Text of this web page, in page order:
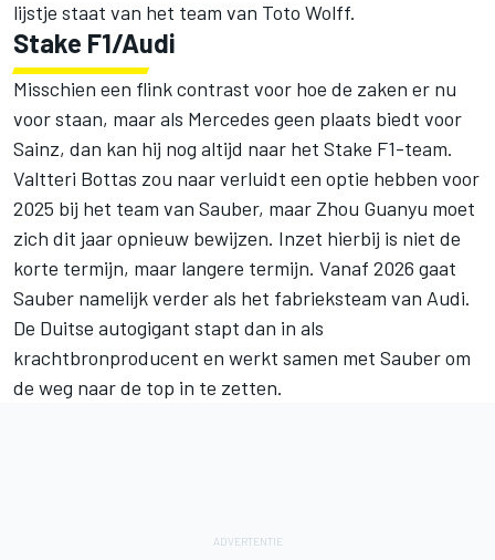
lijstje staat van het team van Toto Wolff.
Stake F1/Audi
Misschien een flink contrast voor hoe de zaken er nu
voor staan, maar als Mercedes geen plaats biedt voor
Sainz, dan kan hij nog altijd naar het Stake F1-team.
Valtteri Bottas zou naar verluidt een optie hebben voor
2025 bij het team van Sauber, maar Zhou Guanyu moet
zich dit jaar opnieuw bewijzen. Inzet hierbij is niet de
korte termijn, maar langere termijn. Vanaf 2026 gaat
Sauber namelijk verder als het fabrieksteam van Audi.
De Duitse autogigant stapt dan in als
krachtbronproducent en werkt samen met Sauber om
de weg naar de top in te zetten.